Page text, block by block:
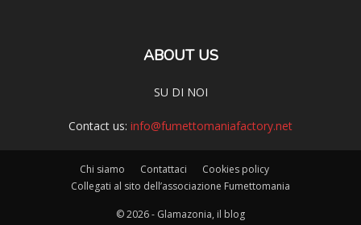
ABOUT US
SU DI NOI
Contact us: info@fumettomaniafactory.net
Chi siamo Contattaci
Cookies policy
Collegati al sito dell’associazione Fumettomania
© 2026 - Glamazonia, il blog